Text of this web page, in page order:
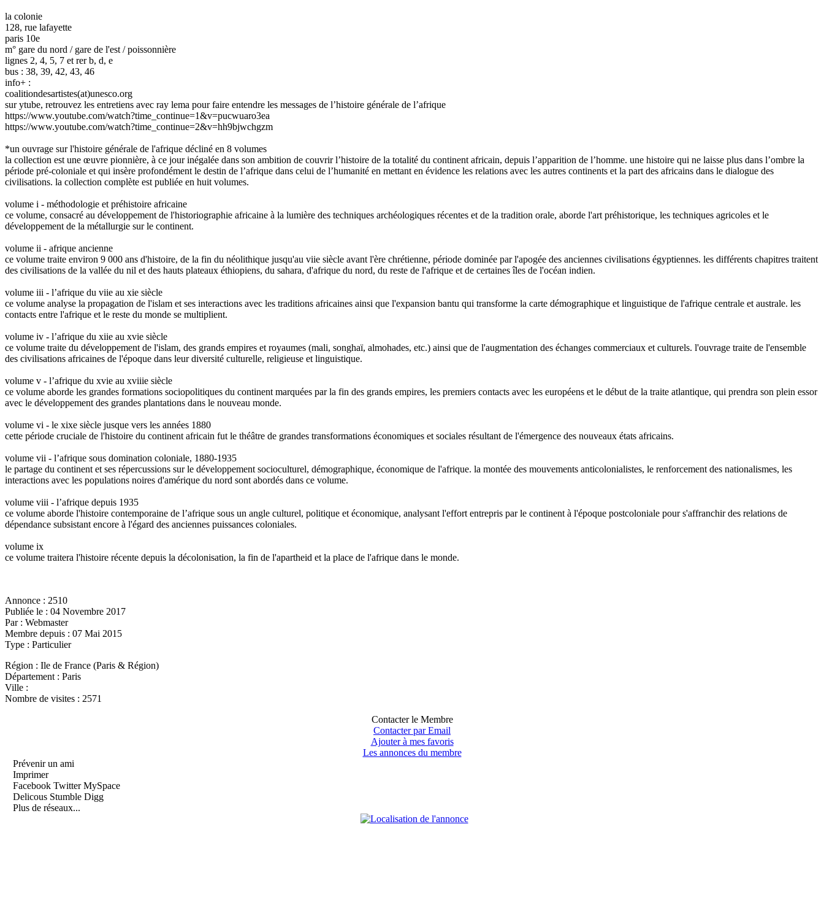
la colonie
128, rue lafayette
paris 10e
m° gare du nord / gare de l'est / poissonnière
lignes 2, 4, 5, 7 et rer b, d, e
bus : 38, 39, 42, 43, 46
info+ :
coalitiondesartistes(at)unesco.org
sur ytube, retrouvez les entretiens avec ray lema pour faire entendre les messages de l’histoire générale de l’afrique
https://www.youtube.com/watch?time_continue=1&v=pucwuaro3ea
https://www.youtube.com/watch?time_continue=2&v=hh9bjwchgzm
*un ouvrage sur l'histoire générale de l'afrique décliné en 8 volumes
la collection est une œuvre pionnière, à ce jour inégalée dans son ambition de couvrir l’histoire de la totalité du continent africain, depuis l’apparition de l’homme. une histoire qui ne laisse plus dans l’ombre la
période pré-coloniale et qui insère profondément le destin de l’afrique dans celui de l’humanité en mettant en évidence les relations avec les autres continents et la part des africains dans le dialogue des
civilisations. la collection complète est publiée en huit volumes.
volume i - méthodologie et préhistoire africaine
ce volume, consacré au développement de l'historiographie africaine à la lumière des techniques archéologiques récentes et de la tradition orale, aborde l'art préhistorique, les techniques agricoles et le
développement de la métallurgie sur le continent.
volume ii - afrique ancienne
ce volume traite environ 9 000 ans d'histoire, de la fin du néolithique jusqu'au viie siècle avant l'ère chrétienne, période dominée par l'apogée des anciennes civilisations égyptiennes. les différents chapitres traitent
des civilisations de la vallée du nil et des hauts plateaux éthiopiens, du sahara, d'afrique du nord, du reste de l'afrique et de certaines îles de l'océan indien.
volume iii - l’afrique du viie au xie siècle
ce volume analyse la propagation de l'islam et ses interactions avec les traditions africaines ainsi que l'expansion bantu qui transforme la carte démographique et linguistique de l'afrique centrale et australe. les
contacts entre l'afrique et le reste du monde se multiplient.
volume iv - l’afrique du xiie au xvie siècle
ce volume traite du développement de l'islam, des grands empires et royaumes (mali, songhaï, almohades, etc.) ainsi que de l'augmentation des échanges commerciaux et culturels. l'ouvrage traite de l'ensemble
des civilisations africaines de l'époque dans leur diversité culturelle, religieuse et linguistique.
volume v - l’afrique du xvie au xviiie siècle
ce volume aborde les grandes formations sociopolitiques du continent marquées par la fin des grands empires, les premiers contacts avec les européens et le début de la traite atlantique, qui prendra son plein essor
avec le développement des grandes plantations dans le nouveau monde.
volume vi - le xixe siècle jusque vers les années 1880
cette période cruciale de l'histoire du continent africain fut le théâtre de grandes transformations économiques et sociales résultant de l'émergence des nouveaux états africains.
volume vii - l’afrique sous domination coloniale, 1880-1935
le partage du continent et ses répercussions sur le développement socioculturel, démographique, économique de l'afrique. la montée des mouvements anticolonialistes, le renforcement des nationalismes, les
interactions avec les populations noires d'amérique du nord sont abordés dans ce volume.
volume viii - l’afrique depuis 1935
ce volume aborde l'histoire contemporaine de l’afrique sous un angle culturel, politique et économique, analysant l'effort entrepris par le continent à l'époque postcoloniale pour s'affranchir des relations de
dépendance subsistant encore à l'égard des anciennes puissances coloniales.
volume ix
ce volume traitera l'histoire récente depuis la décolonisation, la fin de l'apartheid et la place de l'afrique dans le monde.
Annonce : 2510
Publiée le : 04 Novembre 2017
Par : Webmaster
Membre depuis : 07 Mai 2015
Type : Particulier
Région : Ile de France (Paris & Région)
Département : Paris
Ville :
Nombre de visites : 2571
Contacter le Membre
Contacter par Email
Ajouter à mes favoris
Les annonces du membre
Prévenir un ami
Imprimer
Facebook Twitter MySpace
Delicous Stumble Digg
Plus de réseaux...